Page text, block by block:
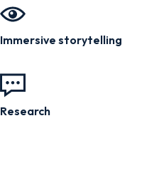
Immersive storytelling
Research